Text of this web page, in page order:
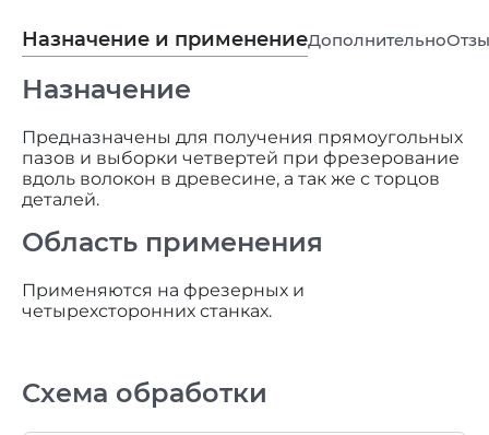
Назначение и применениеДополнительно
Назначение
Предназначены для получения прямоугольных
пазов и выборки четвертей при фрезерование
вдоль волокон в древесине, а так же с торцов
деталей.
Область применения
Применяются на фрезерных и
четырехсторонних станках.
Схема обработки